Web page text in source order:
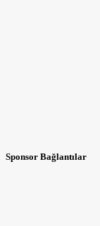
Sponsor Bağlantılar